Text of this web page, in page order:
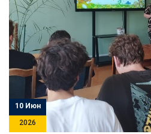
10 Июн
2026